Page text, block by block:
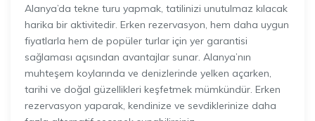
Alanya’da tekne turu yapmak, tatilinizi unutulmaz kılacak
harika bir aktivitedir. Erken rezervasyon, hem daha uygun
fiyatlarla hem de popüler turlar için yer garantisi
sağlaması açısından avantajlar sunar. Alanya’nın
muhteşem koylarında ve denizlerinde yelken açarken,
tarihi ve doğal güzellikleri keşfetmek mümkündür. Erken
rezervasyon yaparak, kendinize ve sevdiklerinize daha